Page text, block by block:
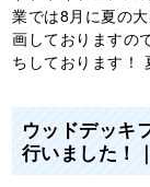
業では8月に夏の
画しておりますの
ちしております！
ウッドデッキ
行いました！